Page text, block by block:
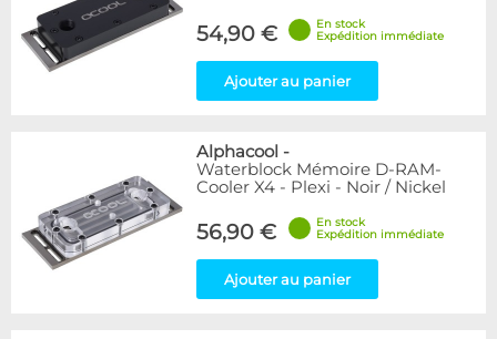
54,90 €
En stock
Expédition immédiate
Ajouter au panier
Alphacool -
Waterblock Mémoire D-RAM-
Cooler X4 - Plexi - Noir / Nickel
56,90 €
En stock
Expédition immédiate
Ajouter au panier